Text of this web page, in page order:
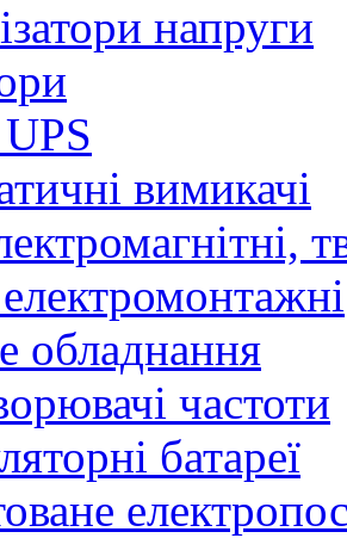
напруги
вимикачі
обладнання
частоти
батареї